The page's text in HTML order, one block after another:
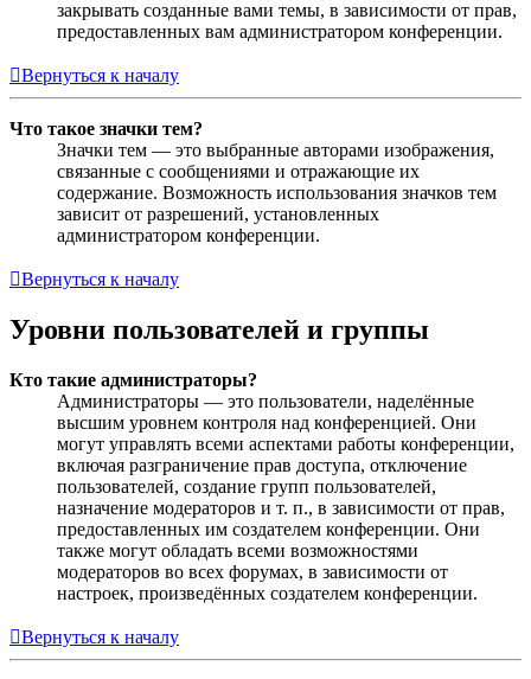
закрывать созданные вами темы, в зависимости от прав,
предоставленных вам администратором конференции.
Вернуться к началу
Что такое значки тем?
Значки тем — это выбранные авторами изображения,
связанные с сообщениями и отражающие их
содержание. Возможность использования значков тем
зависит от разрешений, установленных
администратором конференции.
Вернуться к началу
Уровни пользователей и группы
Кто такие администраторы?
Администраторы — это пользователи, наделённые
высшим уровнем контроля над конференцией. Они
могут управлять всеми аспектами работы конференции,
включая разграничение прав доступа, отключение
пользователей, создание групп пользователей,
назначение модераторов и т. п., в зависимости от прав,
предоставленных им создателем конференции. Они
также могут обладать всеми возможностями
модераторов во всех форумах, в зависимости от
настроек, произведённых создателем конференции.
Вернуться к началу